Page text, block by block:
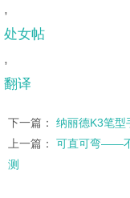
,
处女帖
,
翻译
下一篇： 纳丽德K3笔型
上一篇： 可直可弯——
测